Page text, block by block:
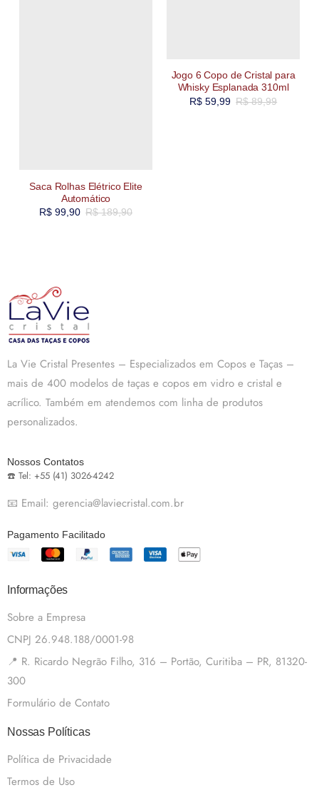
Saca Rolhas Elétrico Elite
Automático
R$189,90
R$99,90
Jogo 6 Copo de Cristal para
Whisky Esplanada 310ml
R$89,99
R$59,99
La Vie Cristal Presentes – Especializados em Copos e Taças –
mais de 400 modelos de taças e copos em vidro e cristal e
acrílico. Também em atendemos com linha de produtos
personalizados.
Nossos Contatos
☎️ Tel: +55 (41) 3026-4242
📧 Email: gerencia@laviecristal.com.br
Pagamento Facilitado
Informações
Sobre a Empresa
CNPJ 26.948.188/0001-98
📍 R. Ricardo Negrão Filho, 316 – Portão, Curitiba – PR, 81320-
300
Formulário de Contato
Nossas Políticas
Política de Privacidade
Termos de Uso